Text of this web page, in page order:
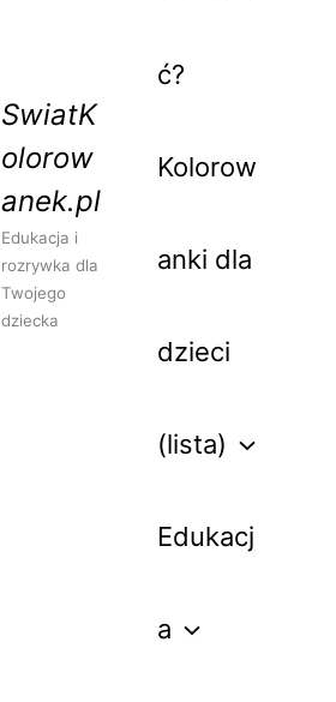
SwiatK
olorow
anek.pl
Edukacja i
rozrywka dla
Twojego
dziecka
ć?
Kolorow
anki dla
dzieci
(lista)
Edukacj
a